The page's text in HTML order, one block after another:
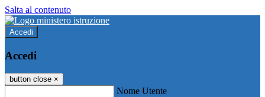
Salta al contenuto
Accedi
Accedi
button close ×
Nome Utente